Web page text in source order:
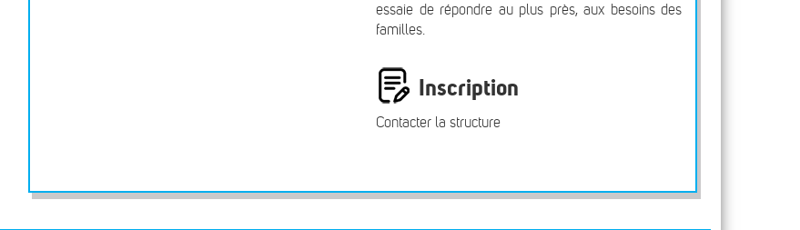
essaie de répondre au plus près, aux besoins des
familles.
Inscription
Contacter la structure